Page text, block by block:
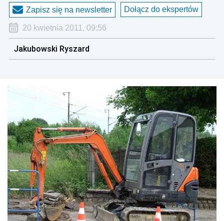
Zapisz się na newsletter Dołącz do ekspertów
20 kwietnia 2011, 09:56
Jakubowski Ryszard